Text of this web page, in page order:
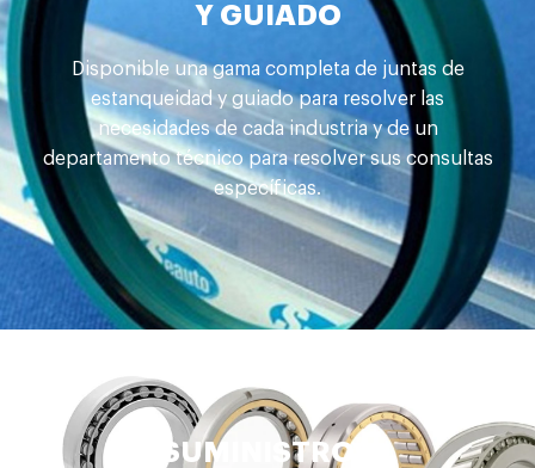
Y GUIADO
Disponible una gama completa de juntas de
estanqueidad y guiado para resolver las
necesidades de cada industria y de un
departamento técnico para resolver sus consultas
específicas.
SUMINISTROS